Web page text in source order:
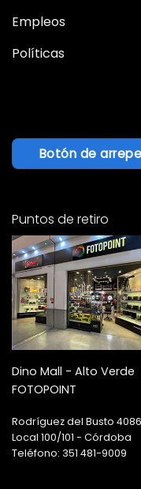
Empleos
Políticas
Botón de
Puntos de retiro
Dino Mall - Alto Verde
FOTOPOINT
Rodríguez del Busto 4086
Local 100/101 - Córdoba
Teléfono: 351 481-9009